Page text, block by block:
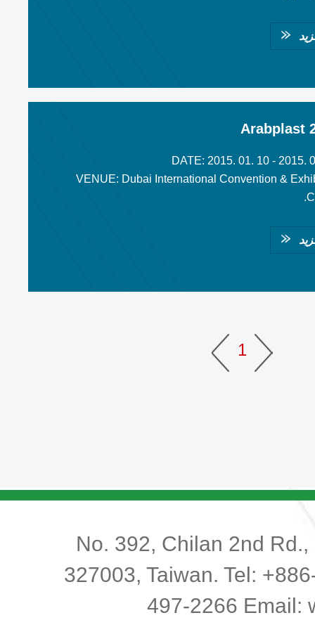
Arabplast
DATE: 2015. 01. 10 - 2015.
VENUE: Dubai International Convention &
1
No. 392, Chilan 2nd
327003, Taiwan. Tel:
497-2266 Email: